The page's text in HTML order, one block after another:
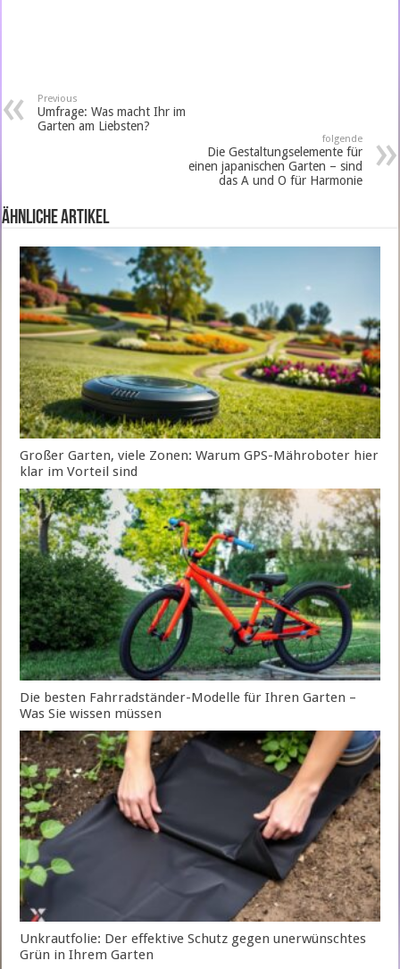
Previous
Umfrage: Was macht Ihr im
Garten am Liebsten?
folgende
Die Gestaltungselemente für
einen japanischen Garten – sind
das A und O für Harmonie
ähnliche Artikel
Großer Garten, viele Zonen: Warum GPS-Mähroboter hier
klar im Vorteil sind
Die besten Fahrradständer-Modelle für Ihren Garten –
Was Sie wissen müssen
Unkrautfolie: Der effektive Schutz gegen unerwünschtes
Grün in Ihrem Garten